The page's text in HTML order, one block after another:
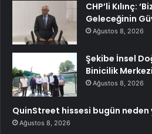
CHP’li Kılınç:
Geleceğinin
Ağustos 8, 2026
Şekibe İnsel
Binicilik
Ağustos 8, 2026
QuinStreet hissesi bugün neden
Ağustos 8, 2026